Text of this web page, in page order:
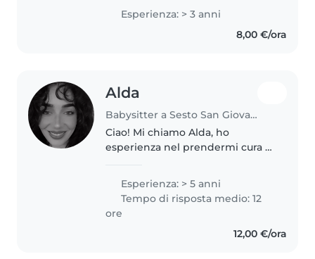
esperienza nella cura di bambini
in età tra i 5 ai 16 anni. Mi piace
Esperienza: > 3 anni
8,00 €/ora
Alda
Babysitter a Sesto San Giovanni
Ciao! Mi chiamo Alda, ho
esperienza nel prendermi cura di
dai neonati fino agli adolescenti.
Sono una persona empatica,
responsabile e amichevole, e..
Esperienza: > 5 anni
Tempo di risposta medio: 12
ore
12,00 €/ora